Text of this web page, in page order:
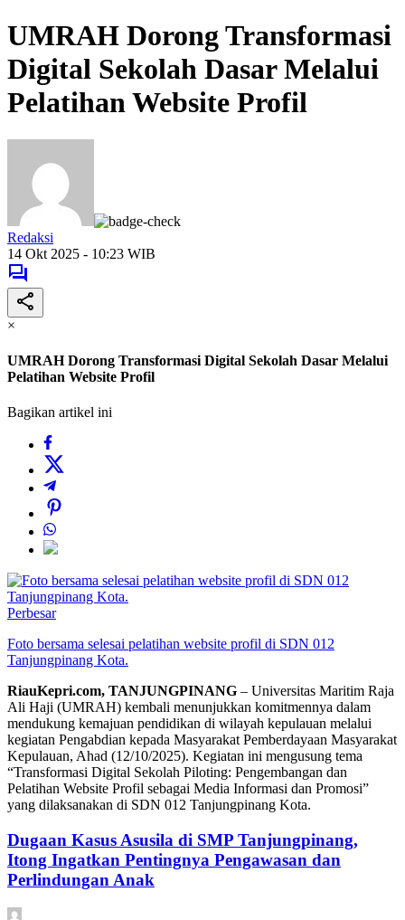
UMRAH Dorong Transformasi
Digital Sekolah Dasar Melalui
Pelatihan Website Profil
Redaksi
14 Okt 2025 - 10:23 WIB
×
UMRAH Dorong Transformasi Digital Sekolah Dasar Melalui
Pelatihan Website Profil
Bagikan artikel ini
Perbesar
Foto bersama selesai pelatihan website profil di SDN 012
Tanjungpinang Kota.
RiauKepri.com, TANJUNGPINANG – Universitas Maritim Raja
Ali Haji (UMRAH) kembali menunjukkan komitmennya dalam
mendukung kemajuan pendidikan di wilayah kepulauan melalui
kegiatan Pengabdian kepada Masyarakat Pemberdayaan Masyarakat
Kepulauan, Ahad (12/10/2025). Kegiatan ini mengusung tema
“Transformasi Digital Sekolah Piloting: Pengembangan dan
Pelatihan Website Profil sebagai Media Informasi dan Promosi”
yang dilaksanakan di SDN 012 Tanjungpinang Kota.
Dugaan Kasus Asusila di SMP Tanjungpinang,
Itong Ingatkan Pentingnya Pengawasan dan
Perlindungan Anak